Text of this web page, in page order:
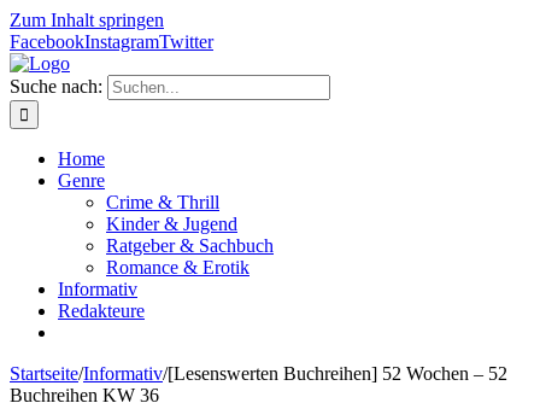
Zum Inhalt springen
FacebookInstagramTwitter
Suche nach:
Home
Genre
Crime & Thrill
Kinder & Jugend
Ratgeber & Sachbuch
Romance & Erotik
Informativ
Redakteure
Startseite/Informativ/[Lesenswerten Buchreihen] 52 Wochen – 52
Buchreihen KW 36